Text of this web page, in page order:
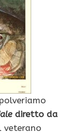
diretto da